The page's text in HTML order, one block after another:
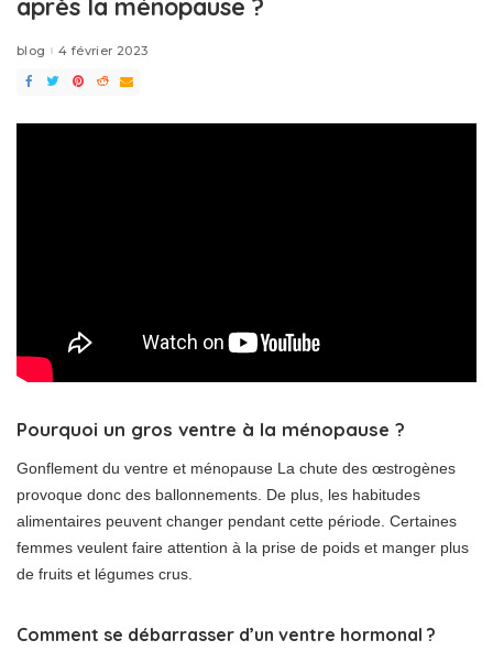
après la ménopause ?
blog 4 février 2023
Pourquoi un gros ventre à la ménopause ?
Gonflement du ventre et ménopause La chute des œstrogènes
provoque donc des ballonnements. De plus, les habitudes
alimentaires peuvent changer pendant cette période. Certaines
femmes veulent faire attention à la prise de poids et manger plus
de fruits et légumes crus.
Comment se débarrasser d’un ventre hormonal ?